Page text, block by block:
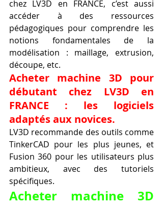
chez LV3D en FRANCE, c’est aussi
accéder à des ressources
pédagogiques pour comprendre les
notions fondamentales de la
modélisation : maillage, extrusion,
découpe, etc.
Acheter machine 3D pour
débutant chez LV3D en
FRANCE : les logiciels
adaptés aux novices.
LV3D recommande des outils comme
TinkerCAD pour les plus jeunes, et
Fusion 360 pour les utilisateurs plus
ambitieux, avec des tutoriels
spécifiques.
Acheter machine 3D